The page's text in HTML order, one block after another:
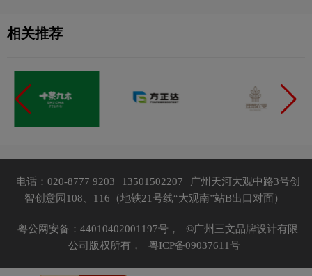
相关推荐
电话：020-8777 9203 13501502207
广州天河大观中路3号创
智创意园108、116（地铁21号线“大观南”站B出口对面）
粤公网安备：44010402001197号，
©广州三文品牌设计有限
公司版权所有，
粤ICP备09037611号